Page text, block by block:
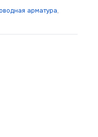
арматура,